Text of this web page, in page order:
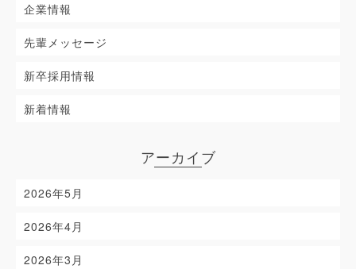
企業情報
先輩メッセージ
新卒採用情報
新着情報
アーカイブ
2026年5月
2026年4月
2026年3月